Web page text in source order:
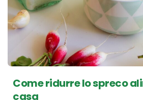
Come ridurre lo spreco
casa